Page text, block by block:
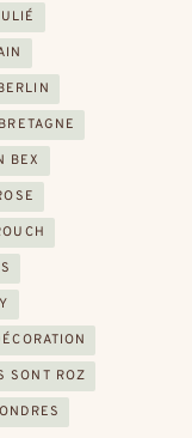
BRETAGNE
BEX
SONT ROZ